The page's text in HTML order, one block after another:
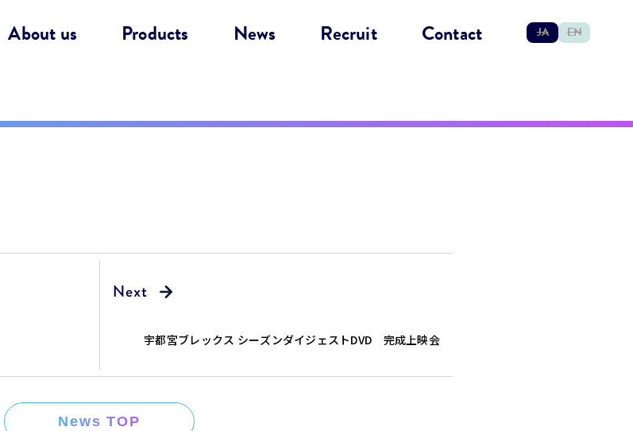
About us Products News Recruit Contact JA EN
宇都宮ブレックス シーズンダイジェストDVD 完成上映会
News TOP